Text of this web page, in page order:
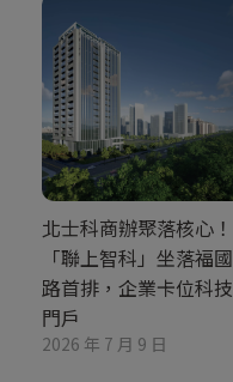
北士科商辦聚落核心！
「聯上智科」坐落福國
路首排，企業卡位科技
門戶
2026 年 7 月 9 日